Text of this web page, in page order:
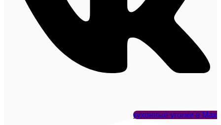
кухонные уголки в Max